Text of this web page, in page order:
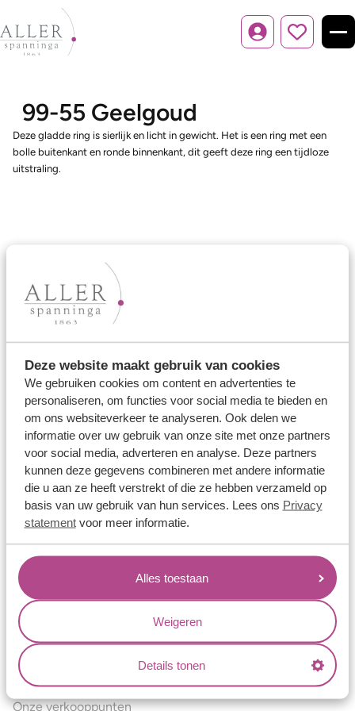
Deze website maakt gebruik van cookies
We gebruiken cookies om content en advertenties te
personaliseren, om functies voor social media te bieden en
om ons websiteverkeer te analyseren. Ook delen we
informatie over uw gebruik van onze site met onze partners
voor social media, adverteren en analyse. Deze partners
kunnen deze gegevens combineren met andere informatie
die u aan ze heeft verstrekt of die ze hebben verzameld op
basis van uw gebruik van hun services. Lees ons Privacy
statementvoor meer informatie.
Alles toestaan
Weigeren
Details tonen
Inloggen
99-55 Geelgoud
Deze gladde ring is sierlijk en licht in gewicht. Het is een ring met een
bolle buitenkant en ronde binnenkant, dit geeft deze ring een tijdloze
uitstraling.
Ons aanbod
Trouwringen
Verlovingsringen
Vriendschapsringen
Over ons
Aller Spanninga
Historie
Certificaten
Blogs
Jouw voordelen
Conflictvrije Materialen
Oneindig veel mogelijkheden
Kwaliteit
Juweliers & Contact
Onze verkooppunten